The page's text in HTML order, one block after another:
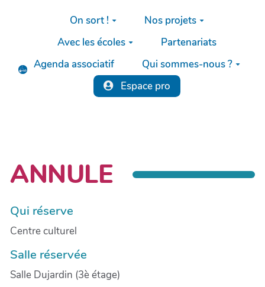
Aller au contenu principal
On sort !
Nos projets
Avec les écoles
Partenariats
Agenda associatif
Qui sommes-nous ?
Espace pro
ANNULE
Qui réserve
Centre culturel
Salle réservée
Salle Dujardin (3è étage)